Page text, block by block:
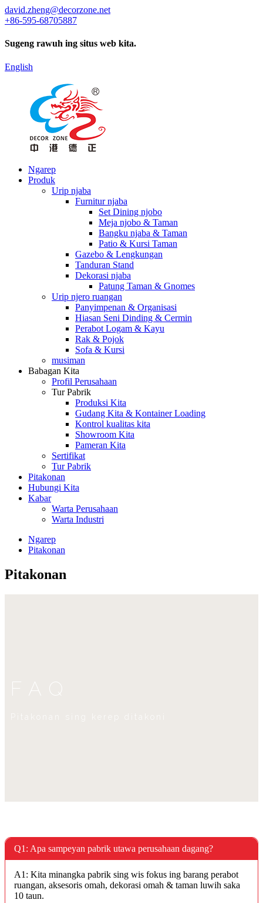
david.zheng@decorzone.net
+86-595-68705887
Sugeng rawuh ing situs web kita.
English
Ngarep
Produk
Urip njaba
Furnitur njaba
Set Dining njobo
Meja njobo & Taman
Bangku njaba & Taman
Patio & Kursi Taman
Gazebo & Lengkungan
Tanduran Stand
Dekorasi njaba
Patung Taman & Gnomes
Urip njero ruangan
Panyimpenan & Organisasi
Hiasan Seni Dinding & Cermin
Perabot Logam & Kayu
Rak & Pojok
Sofa & Kursi
musiman
Babagan Kita
Profil Perusahaan
Tur Pabrik
Produksi Kita
Gudang Kita & Kontainer Loading
Kontrol kualitas kita
Showroom Kita
Pameran Kita
Sertifikat
Tur Pabrik
Pitakonan
Hubungi Kita
Kabar
Warta Perusahaan
Warta Industri
Ngarep
Pitakonan
Pitakonan
FAQ
Q1: Apa sampeyan pabrik utawa perusahaan dagang?
A1: Kita minangka pabrik sing wis fokus ing barang perabot
ruangan, aksesoris omah, dekorasi omah & taman luwih saka
10 taun.